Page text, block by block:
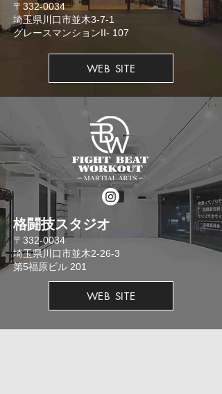
​〒332-0034
埼玉県川口市並木3-7-1
​グレースマンションII- 107
WEB SITE
格闘技スタジオ
​〒332-0034
埼玉県川口市並木2-26-3
​第5福原ビル 201
WEB SITE